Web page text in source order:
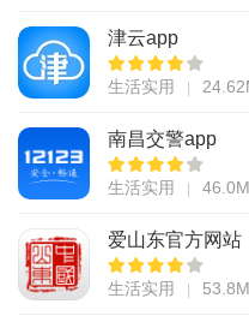
津云app
生活实用
南昌交警app
生活实用 46.0M
爱山东官方网站
生活实用 53.8M